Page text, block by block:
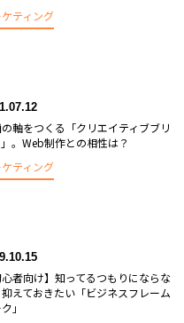
ティング
軸をつくる「クリエイティブブリ
。Web制作との相性は？
ティング
心者向け】知ってるつもりにならな
抑えておきたい「ビジネスフレーム
」